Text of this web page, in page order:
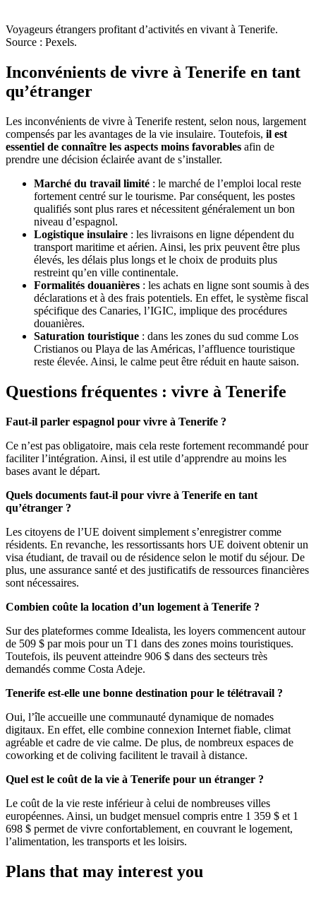
Voyageurs étrangers profitant d’activités en vivant à Tenerife.
Source : Pexels.
Inconvénients de vivre à Tenerife en tant
qu’étranger
Les inconvénients de vivre à Tenerife restent, selon nous, largement
compensés par les avantages de la vie insulaire. Toutefois, il est
essentiel de connaître les aspects moins favorables afin de
prendre une décision éclairée avant de s’installer.
Marché du travail limité : le marché de l’emploi local reste
fortement centré sur le tourisme. Par conséquent, les postes
qualifiés sont plus rares et nécessitent généralement un bon
niveau d’espagnol.
Logistique insulaire : les livraisons en ligne dépendent du
transport maritime et aérien. Ainsi, les prix peuvent être plus
élevés, les délais plus longs et le choix de produits plus
restreint qu’en ville continentale.
Formalités douanières : les achats en ligne sont soumis à des
déclarations et à des frais potentiels. En effet, le système fiscal
spécifique des Canaries, l’IGIC, implique des procédures
douanières.
Saturation touristique : dans les zones du sud comme Los
Cristianos ou Playa de las Américas, l’affluence touristique
reste élevée. Ainsi, le calme peut être réduit en haute saison.
Questions fréquentes : vivre à Tenerife
Faut-il parler espagnol pour vivre à Tenerife ?
Ce n’est pas obligatoire, mais cela reste fortement recommandé pour
faciliter l’intégration. Ainsi, il est utile d’apprendre au moins les
bases avant le départ.
Quels documents faut-il pour vivre à Tenerife en tant
qu’étranger ?
Les citoyens de l’UE doivent simplement s’enregistrer comme
résidents. En revanche, les ressortissants hors UE doivent obtenir un
visa étudiant, de travail ou de résidence selon le motif du séjour. De
plus, une assurance santé et des justificatifs de ressources financières
sont nécessaires.
Combien coûte la location d’un logement à Tenerife ?
Sur des plateformes comme Idealista, les loyers commencent autour
de 509 $ par mois pour un T1 dans des zones moins touristiques.
Toutefois, ils peuvent atteindre 906 $ dans des secteurs très
demandés comme Costa Adeje.
Tenerife est-elle une bonne destination pour le télétravail ?
Oui, l’île accueille une communauté dynamique de nomades
digitaux. En effet, elle combine connexion Internet fiable, climat
agréable et cadre de vie calme. De plus, de nombreux espaces de
coworking et de coliving facilitent le travail à distance.
Quel est le coût de la vie à Tenerife pour un étranger ?
Le coût de la vie reste inférieur à celui de nombreuses villes
européennes. Ainsi, un budget mensuel compris entre 1 359 $ et 1
698 $ permet de vivre confortablement, en couvrant le logement,
l’alimentation, les transports et les loisirs.
Plans that may interest you